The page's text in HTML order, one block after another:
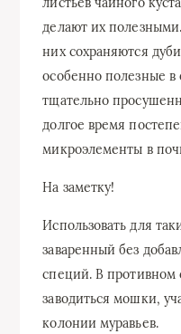
делают их
них сохраняются
особенно полезные в
тщательно
долгое время
микроэлементы в
На заметку!
Использовать для
заваренный без
специй. В противном
заводиться мошки,
колонии муравьев.